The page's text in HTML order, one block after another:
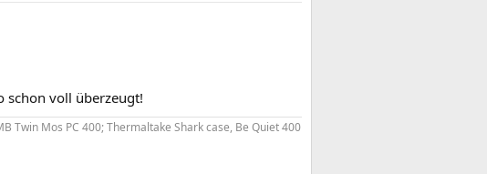
schon voll überzeugt!
Twin Mos PC 400; Thermaltake Shark case, Be Quiet 400